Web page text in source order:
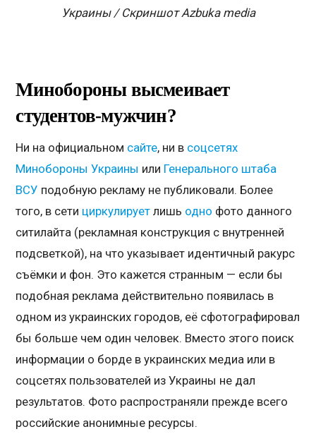
Украины / СкриншотAzbuka media
Минобороны высмеивает
студентов-мужчин?
Ни на официальном сайте, ни в соцсетях
Минобороны Украины или Генерального штаба
ВСУ подобную рекламу не публиковали. Более
того, в сети циркулирует лишь одно фото данного
ситилайта (рекламная конструкция с внутренней
подсветкой), на что указывает идентичный ракурс
съёмки и фон. Это кажется странным — если бы
подобная реклама действительно появилась в
одном из украинских городов, её сфотографировал
бы больше чем один человек. Вместо этого поиск
информации о борде в украинских медиа или в
соцсетях пользователей из Украины не дал
результатов. Фото распространяли прежде всего
российские анонимные ресурсы.